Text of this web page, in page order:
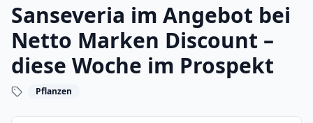
Sanseveria im Angebot bei
Netto Marken Discount –
diese Woche im Prospekt
Pflanzen